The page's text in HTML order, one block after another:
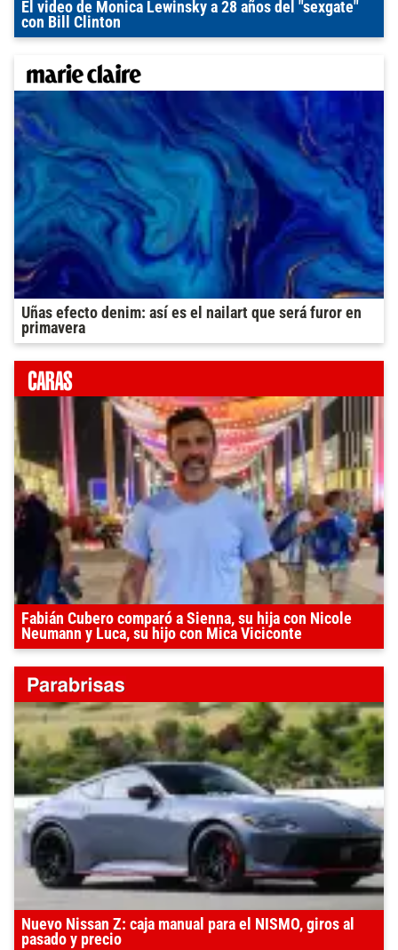
El video de Monica Lewinsky a 28 años del "sexgate"
con Bill Clinton
Uñas efecto denim: así es el nailart que será furor en
primavera
Fabián Cubero comparó a Sienna, su hija con Nicole
Neumann y Luca, su hijo con Mica Viciconte
Nuevo Nissan Z: caja manual para el NISMO, giros al
pasado y precio